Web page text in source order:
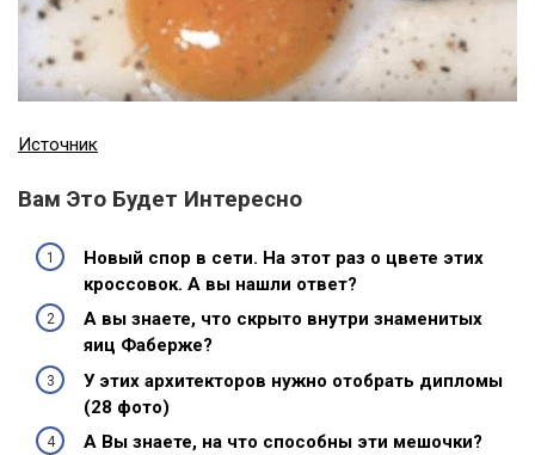
Источник
Вам Это Будет Интересно
Новый спор в сети. На этот раз о цвете этих
кроссовок. А вы нашли ответ?
А вы знаете, что скрыто внутри знаменитых
яиц Фаберже?
У этих архитекторов нужно отобрать дипломы
(28 фото)
А Вы знаете, на что способны эти мешочки?